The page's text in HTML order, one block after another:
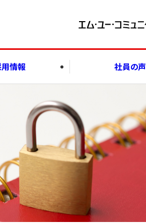
情報 社員の声